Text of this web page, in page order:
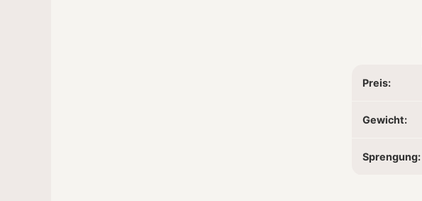
Preis:
Gewicht:
Sprengung: